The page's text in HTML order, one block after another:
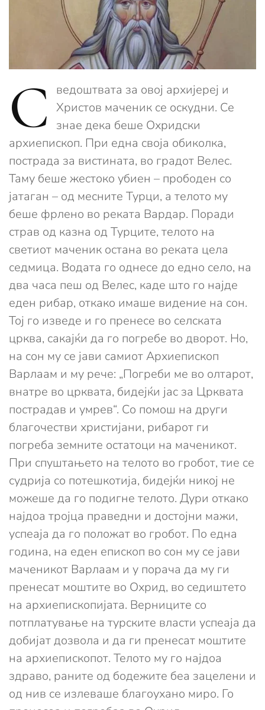
С
ведоштвата за овој архијереј и
Христов маченик се оскудни. Се
знае дека беше Охридски
архиепископ. При една своја обиколка,
пострада за вистината, во градот Велес.
Таму беше жестоко убиен – прободен со
јатаган – од месните Турци, а телото му
беше фрлено во реката Вардар. Поради
страв од казна од Турците, телото на
светиот маченик остана во реката цела
седмица. Водата го однесе до едно село, на
два часа пеш од Велес, каде што го најде
еден рибар, откако имаше видение на сон.
Тој го изведе и го пренесе во селската
црква, сакајќи да го погребе во дворот. Но,
на сон му се јави самиот Архиепископ
Варлаам и му рече: „Погреби ме во олтарот,
внатре во црквата, бидејќи јас за Црквата
пострадав и умрев“. Со помош на други
благочестви христијани, рибарот ги
погреба земните остатоци на маченикот.
При спуштањето на телото во гробот, тие се
судрија со потешкотија, бидејќи никој не
можеше да го подигне телото. Дури откако
најдоа тројца праведни и достојни мажи,
успеаја да го положат во гробот. По една
година, на еден епископ во сон му се јави
маченикот Варлаам и у порача да му ги
пренесат моштите во Охрид, во седиштето
на архиепископијата. Верниците со
потплатување на турските власти успеаја да
добијат дозвола и да ги пренесат моштите
на архиепископот. Телото му го најдоа
здраво, раните од бодежите беа зацелени и
од нив се излеваше благоухано миро. Го